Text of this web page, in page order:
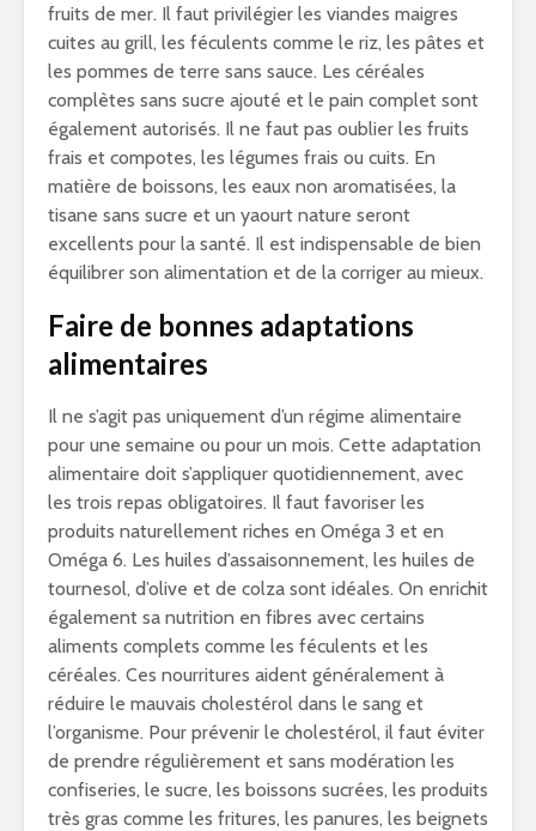
fruits de mer. Il faut privilégier les viandes maigres
cuites au grill, les féculents comme le riz, les pâtes et
les pommes de terre sans sauce. Les céréales
complètes sans sucre ajouté et le pain complet sont
également autorisés. Il ne faut pas oublier les fruits
frais et compotes, les légumes frais ou cuits. En
matière de boissons, les eaux non aromatisées, la
tisane sans sucre et un yaourt nature seront
excellents pour la santé. Il est indispensable de bien
équilibrer son alimentation et de la corriger au mieux.
Faire de bonnes adaptations
alimentaires
Il ne s’agit pas uniquement d’un régime alimentaire
pour une semaine ou pour un mois. Cette adaptation
alimentaire doit s’appliquer quotidiennement, avec
les trois repas obligatoires. Il faut favoriser les
produits naturellement riches en Oméga 3 et en
Oméga 6. Les huiles d’assaisonnement, les huiles de
tournesol, d’olive et de colza sont idéales. On enrichit
également sa nutrition en fibres avec certains
aliments complets comme les féculents et les
céréales. Ces nourritures aident généralement à
réduire le mauvais cholestérol dans le sang et
l’organisme. Pour prévenir le cholestérol, il faut éviter
de prendre régulièrement et sans modération les
confiseries, le sucre, les boissons sucrées, les produits
très gras comme les fritures, les panures, les beignets